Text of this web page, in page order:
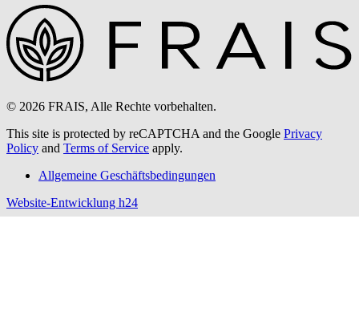
© 2026 FRAIS, Alle Rechte vorbehalten.
This site is protected by reCAPTCHA and the Google Privacy
Policy and Terms of Service apply.
Allgemeine Geschäftsbedingungen
Website-Entwicklung h24